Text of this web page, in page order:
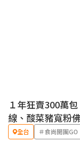
１年狂賣300萬
線、酸菜豬寬粉
全台 ＃食尚開團GO